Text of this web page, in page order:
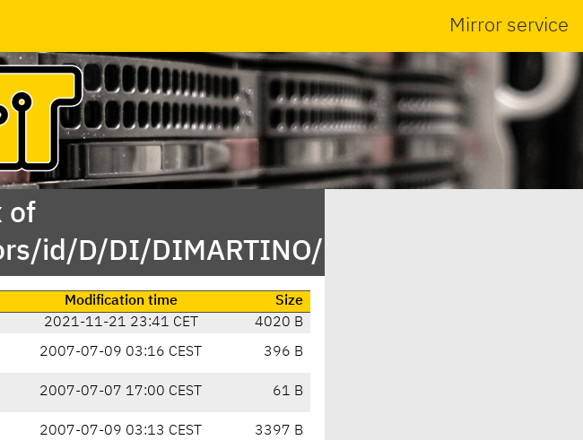
Mirror service
of
id/D/DI/DIMARTINO/
Modification time
Size
2021-11-21 23:41 CET
4020 B
2007-07-09 03:16 CEST 396 B
2007-07-07 17:00 CEST 61 B
2007-07-09 03:13 CEST 3397 B